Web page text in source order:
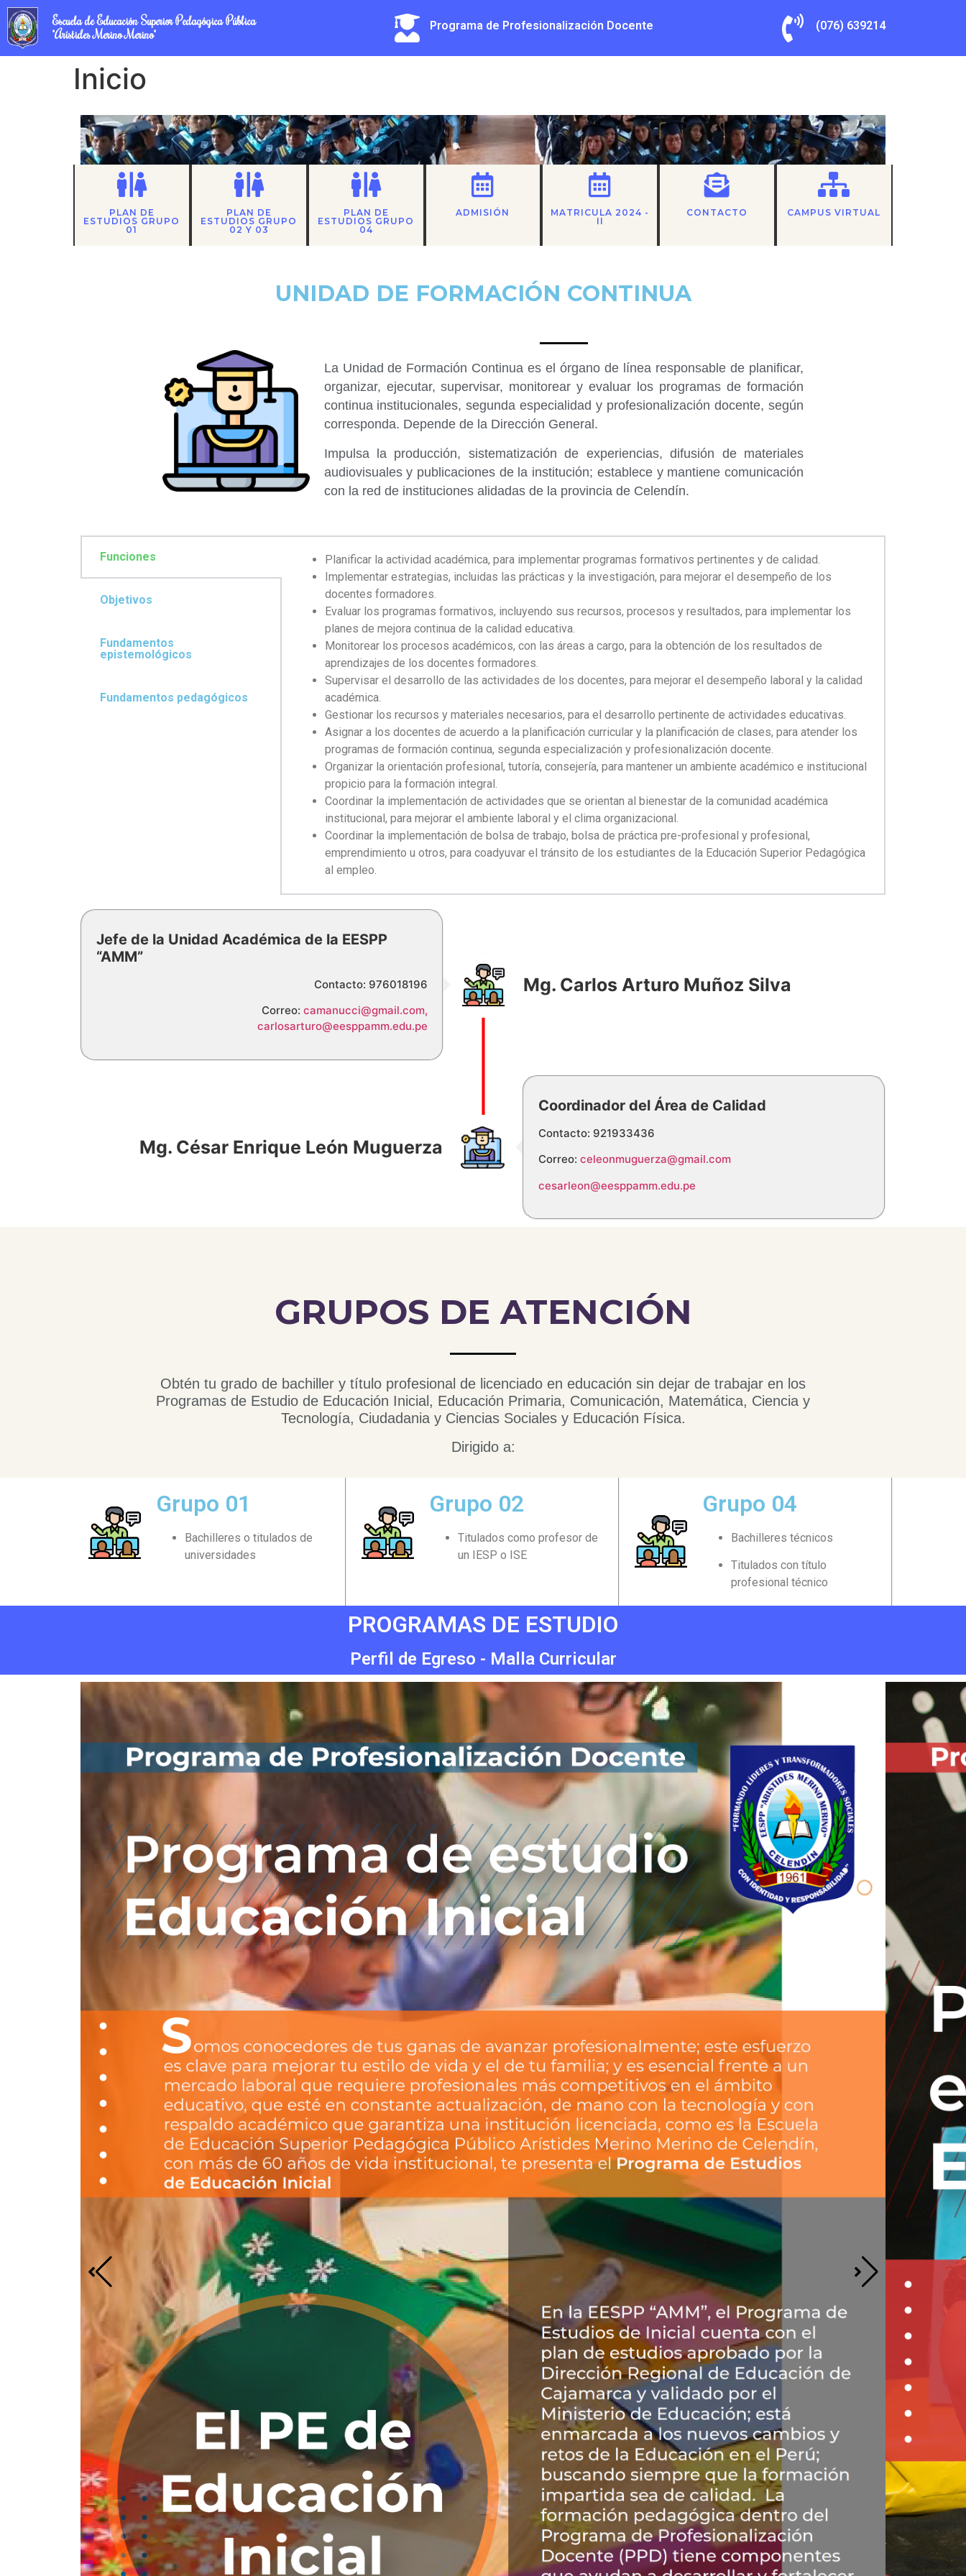
Escuela de Educación Superior Pedagógica Pública
"Arístides Merino Merino"
Programa de Profesionalización Docente (076) 639214
Inicio
PLAN DE
ESTUDIOS GRUPO
01
PLAN DE
ESTUDIOS GRUPO
02 Y 03
PLAN DE
ESTUDIOS GRUPO
04
ADMISIÓN
MATRICULA 2024 -
II
CONTACTO CAMPUS VIRTUAL
UNIDAD DE FORMACIÓN CONTINUA
La Unidad de Formación Continua es el órgano de línea responsable de planificar,
organizar, ejecutar, supervisar, monitorear y evaluar los programas de formación
continua institucionales, segunda especialidad y profesionalización docente, según
corresponda. Depende de la Dirección General.
Impulsa la producción, sistematización de experiencias, difusión de materiales
audiovisuales y publicaciones de la institución; establece y mantiene comunicación
con la red de instituciones alidadas de la provincia de Celendín.
Funciones
Objetivos
Fundamentos
epistemológicos
Fundamentos pedagógicos
Planificar la actividad académica, para implementar programas formativos pertinentes y de calidad.
Implementar estrategias, incluidas las prácticas y la investigación, para mejorar el desempeño de los
docentes formadores.
Evaluar los programas formativos, incluyendo sus recursos, procesos y resultados, para implementar los
planes de mejora continua de la calidad educativa.
Monitorear los procesos académicos, con las áreas a cargo, para la obtención de los resultados de
aprendizajes de los docentes formadores.
Supervisar el desarrollo de las actividades de los docentes, para mejorar el desempeño laboral y la calidad
académica.
Gestionar los recursos y materiales necesarios, para el desarrollo pertinente de actividades educativas.
Asignar a los docentes de acuerdo a la planificación curricular y la planificación de clases, para atender los
programas de formación continua, segunda especialización y profesionalización docente.
Organizar la orientación profesional, tutoría, consejería, para mantener un ambiente académico e institucional
propicio para la formación integral.
Coordinar la implementación de actividades que se orientan al bienestar de la comunidad académica
institucional, para mejorar el ambiente laboral y el clima organizacional.
Coordinar la implementación de bolsa de trabajo, bolsa de práctica pre-profesional y profesional,
emprendimiento u otros, para coadyuvar el tránsito de los estudiantes de la Educación Superior Pedagógica
al empleo.
Jefe de la Unidad Académica de la EESPP
“AMM”
Contacto: 976018196
Correo: camanucci@gmail.com,
carlosarturo@eesppamm.edu.pe
Mg. Carlos Arturo Muñoz Silva
Coordinador del Área de Calidad
Contacto: 921933436
Correo:celeonmuguerza@gmail.com
cesarleon@eesppamm.edu.pe
Mg. César Enrique León Muguerza
GRUPOS DE ATENCIÓN
Obtén tu grado de bachiller y título profesional de licenciado en educación sin dejar de trabajar en los
Programas de Estudio de Educación Inicial, Educación Primaria, Comunicación, Matemática, Ciencia y
Tecnología, Ciudadania y Ciencias Sociales y Educación Física.
Dirigido a:
Grupo 01
Bachilleres o titulados de
universidades
Grupo 02
Titulados como profesor de
un IESP o ISE
Grupo 04
Bachilleres técnicos
Titulados con título
profesional técnico
PROGRAMAS DE ESTUDIO
Perfil de Egreso - Malla Curricular